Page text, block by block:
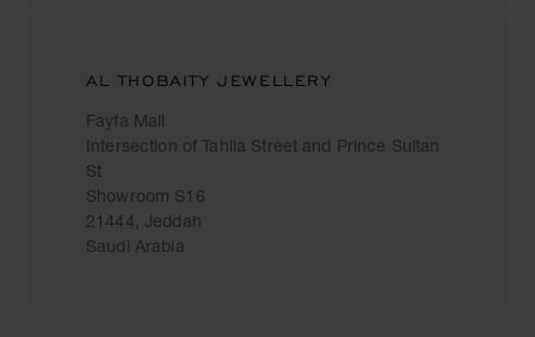
AL THOBAITY JEWELLERY
Fayfa Mall
Intersection of Tahlia Street and Prince Sultan
St
Showroom S16
21444, Jeddah
Saudi Arabia